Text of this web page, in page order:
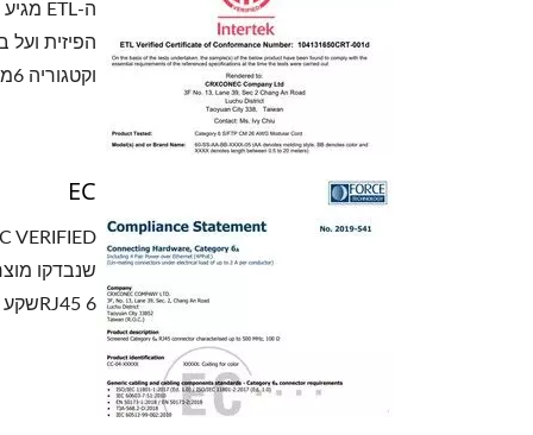
וקטגוריה 6מסוכךולא מוגןכבל רשת רשומים בתקן ETL, כולל 24, 26, 28 AWGכבל רשת ו-PVC, LSZH לאפשרויות.
EC
6 RJ45שקע קיסטוןמאומתים על ידי EC, כוללים STP ו-UTP, ותומכים ביישומי 4PPoE (PoE).